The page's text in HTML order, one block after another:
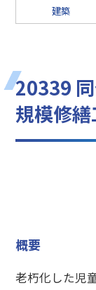
建築
20339
規模修
概要
老朽化した児